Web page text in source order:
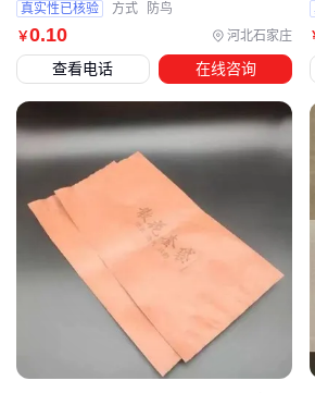
度过高而腐烂。
柑橘、芒果等厚皮水果
计，重点防止害虫侵入
多雨或潮湿地区：需选
避免雨水渗透导致病害滋
果树保护膜
覆盖或临时保护的场景。
供物理防护和温湿度调节
使用。若种植区域虫害压
用。
防虫果袋的细分设计也需
合的无纺布内衬袋适合运
￥0.10 河北石家庄
真实性已核验 方式 防鸟
查看电话 在线咨询